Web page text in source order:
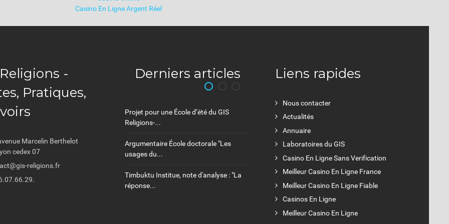
Casino En Ligne Argent Réel
-
Pratiques,
Marcelin Berthelot
cedex 07
religions.fr
Derniers articles
Projet pour une École d’été du GIS
Religions-...
Argumentaire École doctorale "Les
usages du...
Timbuktu Institue, note d'analyse : "La
réponse...
Liens rapides
Nous contacter
Actualités
Annuaire
Laboratoires du GIS
Casino En Ligne Sans Verification
Meilleur Casino En Ligne France
Meilleur Casino En Ligne Fiable
Casinos En Ligne
Meilleur Casino En Ligne